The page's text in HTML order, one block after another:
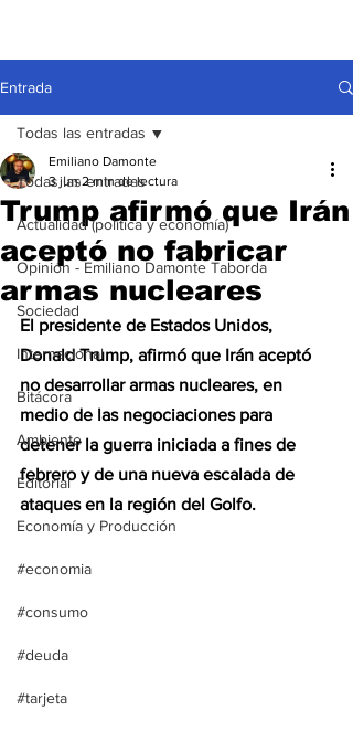
Entrada
Todas las entradas
Actualidad (política y economía)
Opinión - Emiliano Damonte Taborda
Sociedad
Internacional
Bitácora
Ambiente
Editorial
Economía y Producción
#economia
#consumo
#deuda
#tarjeta
Todas las entradas
Trump afirmó que Irán
aceptó no fabricar
armas nucleares
Emiliano Damonte
3 jun 2 min de lectura
El presidente de Estados Unidos,
Donald Trump, afirmó que Irán aceptó
no desarrollar armas nucleares, en
medio de las negociaciones para
detener la guerra iniciada a fines de
febrero y de una nueva escalada de
ataques en la región del Golfo.